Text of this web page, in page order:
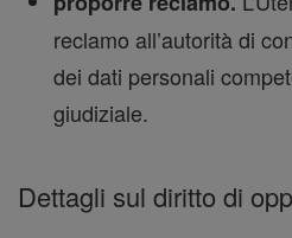
reclamo all’autorità di
dei dati personali
giudiziale.
Dettagli sul diritto di